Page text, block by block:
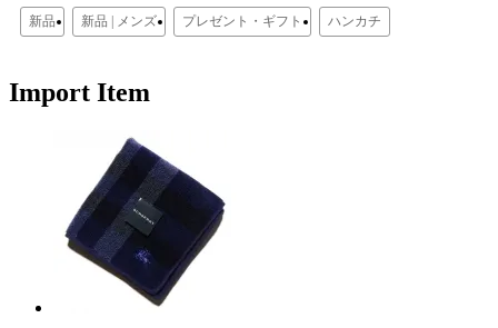
新品 新品 | メンズ プレゼント・ギフト ハンカチ
Import Item